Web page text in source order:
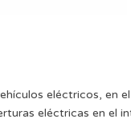
eléctricos, en
eléctricas en el